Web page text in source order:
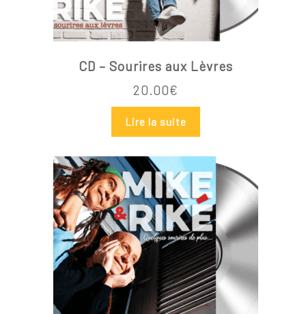
Votre panier est vide.
Go To Shop
CD – Sourires aux Lèvres
20.00€
Lire la suite